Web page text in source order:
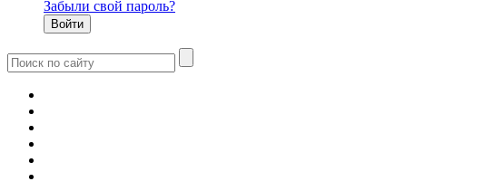
Забыли свой пароль?